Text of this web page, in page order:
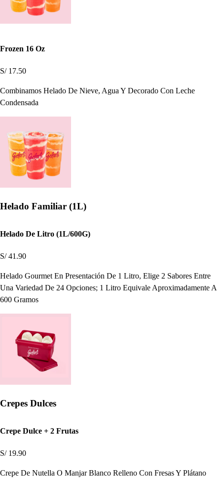
Frozen 16 Oz
S/ 17.50
Combinamos Helado De Nieve, Agua Y Decorado Con Leche
Condensada
Helado Familiar (1L)
Helado De Litro (1L/600G)
S/ 41.90
Helado Gourmet En Presentación De 1 Litro, Elige 2 Sabores Entre
Una Variedad De 24 Opciones; 1 Litro Equivale Aproximadamente A
600 Gramos
Crepes Dulces
Crepe Dulce + 2 Frutas
S/ 19.90
Crepe De Nutella O Manjar Blanco Relleno Con Fresas Y Plátano